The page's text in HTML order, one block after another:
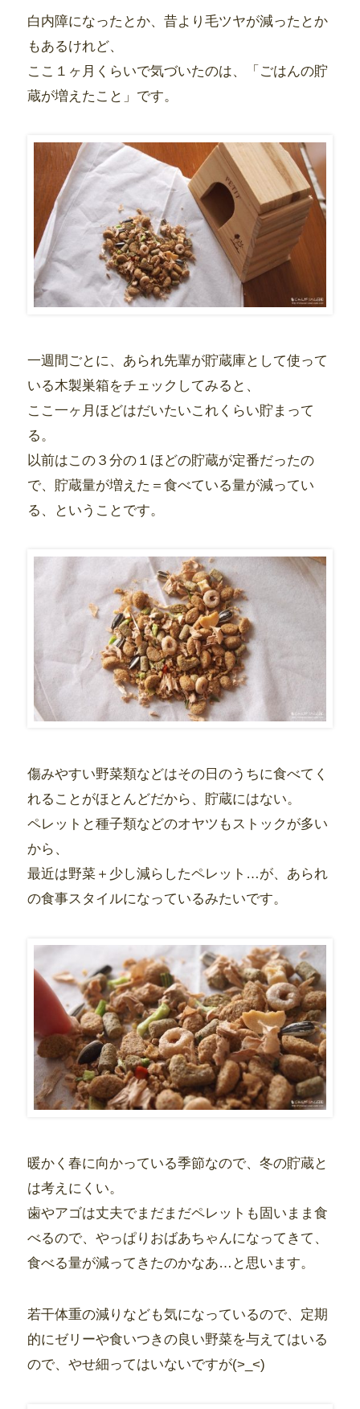
白内障になったとか、昔より毛ツヤが減ったとか
もあるけれど、
ここ１ヶ月くらいで気づいたのは、「ごはんの貯
蔵が増えたこと」です。
一週間ごとに、あられ先輩が貯蔵庫として使って
いる木製巣箱をチェックしてみると、
ここ一ヶ月ほどはだいたいこれくらい貯まって
る。
以前はこの３分の１ほどの貯蔵が定番だったの
で、貯蔵量が増えた＝食べている量が減ってい
る、ということです。
傷みやすい野菜類などはその日のうちに食べてく
れることがほとんどだから、貯蔵にはない。
ペレットと種子類などのオヤツもストックが多い
から、
最近は野菜＋少し減らしたペレット…が、あられ
の食事スタイルになっているみたいです。
暖かく春に向かっている季節なので、冬の貯蔵と
は考えにくい。
歯やアゴは丈夫でまだまだペレットも固いまま食
べるので、やっぱりおばあちゃんになってきて、
食べる量が減ってきたのかなあ…と思います。
若干体重の減りなども気になっているので、定期
的にゼリーや食いつきの良い野菜を与えてはいる
ので、やせ細ってはいないですが(>_<)